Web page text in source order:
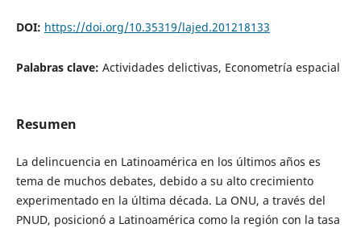
DOI: https://doi.org/10.35319/lajed.201218133
Palabras clave: Actividades delictivas, Econometría espacial
Resumen
La delincuencia en Latinoamérica en los últimos años es
tema de muchos debates, debido a su alto crecimiento
experimentado en la última década. La ONU, a través del
PNUD, posicionó a Latinoamérica como la región con la tasa